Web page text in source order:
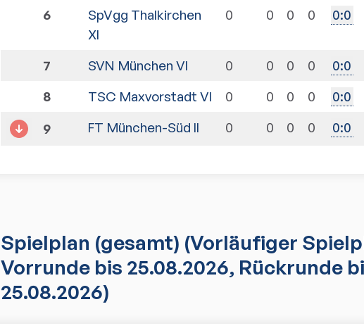
6
SpVgg Thalkirchen
XI
0 0 0 0 0:0
7 SVN München VI 0 0 0 0 0:0
8
TSC Maxvorstadt VI 0 0 0 0 0:0
9
FT München-Süd II 0 0 0 0 0:0
Spielplan (gesamt) (Vorläufiger
Vorrunde bis 25.08.2026, Rückrunde
25.08.2026)